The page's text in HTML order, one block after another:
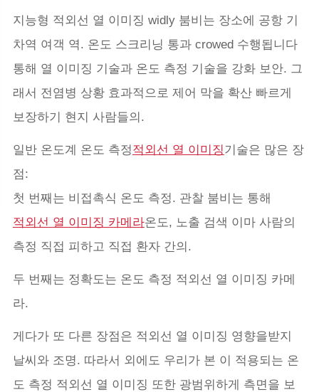
지능형 적외선 열 이미징 widly 붐비는 장소에 공항 기
차역 여객 역. 온도 스크리닝 통과 crowed 수행됩니다
통해 열 이미징 기술과 온도 측정 기술을 강화 보안. 그
래서 전염병 상황 효과적으로 제어 막을 확산 빠르게
보장하기 현지 사람들의.
일반 온도계 온도 측정적외선 열 이미징기술은 많은 장
점:
첫 번째는 비접촉식 온도 측정. 관찰 붐비는 통해
적외선 열 이미징 카메라온도, 노출 검색 이마 사람의
측정 직접 피하고 직접 환자 간의.
두 번째는 정확도는 온도 측정 적외선 열 이미징 카메
라.
게다가 또 다른 장점은 적외선 열 이미징 영향을받지
날씨와 조명. 따라서 외에도 우리가 본 이 적용되는 온
도 측정 적외선 열 이미징 또한 광범위하게 측면을 보